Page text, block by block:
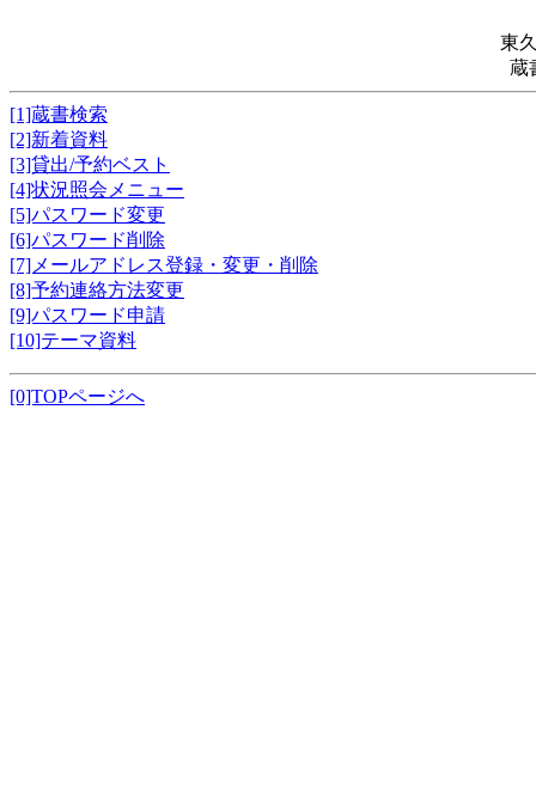
東
蔵
[1]蔵書検索
[2]新着資料
[3]貸出/予約ベスト
[4]状況照会メニュー
[5]パスワード変更
[6]パスワード削除
[7]メールアドレス登録・変更・削除
[8]予約連絡方法変更
[9]パスワード申請
[10]テーマ資料
[0]TOPページへ